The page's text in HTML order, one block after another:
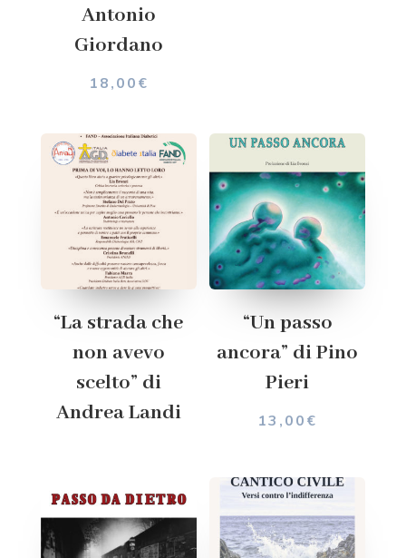
Antonio
Giordano
18,00€
“La strada che
non avevo
scelto” di
Andrea Landi
“Un passo
ancora” di Pino
Pieri
13,00€